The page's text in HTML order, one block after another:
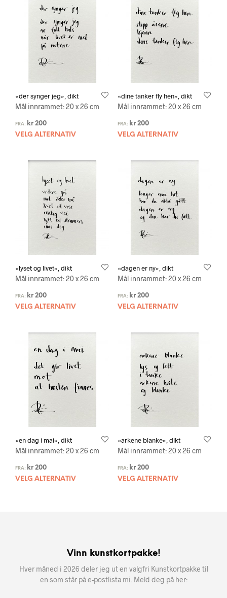
«der synger jeg», dikt
Mål innrammet: 20 x 26 cm
FRA: kr 200
VELG ALTERNATIV
«dine tanker fly hen», dikt
Mål innrammet: 20 x 26 cm
FRA: kr200
VELG ALTERNATIV
«lyset og livet», dikt
Mål innrammet: 20 x 26 cm
FRA: kr 200
VELG ALTERNATIV
«dagen er ny», dikt
Mål innrammet: 20 x 26 cm
FRA: kr200
VELG ALTERNATIV
«en dag i mai», dikt
Mål innrammet: 20 x 26 cm
FRA: kr 200
VELG ALTERNATIV
«arkene blanke», dikt
Mål innrammet: 20 x 26 cm
FRA: kr200
VELG ALTERNATIV
Vinn kunstkortpakke!
Hver måned i 2026 deler jeg ut en valgfri Kunstkortpakke til
en som står på e-postlista mi. Meld deg på her: